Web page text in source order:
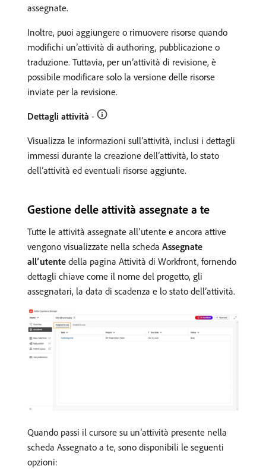
assegnate.
Inoltre, puoi aggiungere o rimuovere risorse quando
modifichi un’attività di authoring, pubblicazione o
traduzione. Tuttavia, per un’attività di revisione, è
possibile modificare solo la versione delle risorse
inviate per la revisione.
Dettagli attività -
Visualizza le informazioni sull’attività, inclusi i dettagli
immessi durante la creazione dell’attività, lo stato
dell’attività ed eventuali risorse aggiunte.
Gestione delle attività assegnate a te
Tutte le attività assegnate all’utente e ancora attive
vengono visualizzate nella scheda Assegnate
all’utente della pagina Attività di Workfront, fornendo
dettagli chiave come il nome del progetto, gli
assegnatari, la data di scadenza e lo stato dell’attività.
Quando passi il cursore su un’attività presente nella
scheda Assegnato a te, sono disponibili le seguenti
opzioni: